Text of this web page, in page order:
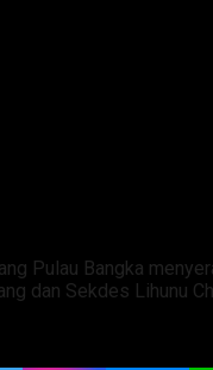
Pulau Bangka
dan Sekdes Lihunu